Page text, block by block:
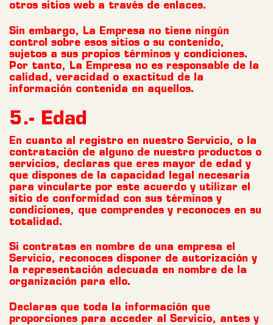
otros sitios web a través de enlaces.
Sin embargo, La Empresa no tiene ningún
control sobre esos sitios o su contenido,
sujetos a sus propios términos y condiciones.
Por tanto, La Empresa no es responsable de la
calidad, veracidad o exactitud de la
información contenida en aquellos.
5.- Edad
En cuanto al registro en nuestro Servicio, o la
contratación de alguno de nuestro productos o
servicios, declaras que eres mayor de edad y
que dispones de la capacidad legal necesaria
para vincularte por este acuerdo y utilizar el
sitio de conformidad con sus términos y
condiciones, que comprendes y reconoces en su
totalidad.
Si contratas en nombre de una empresa el
Servicio, reconoces disponer de autorización y
la representación adecuada en nombre de la
organización para ello.
Declaras que toda la información que
proporciones para acceder al Servicio, antes y